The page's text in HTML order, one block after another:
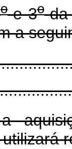
oe 3o
a